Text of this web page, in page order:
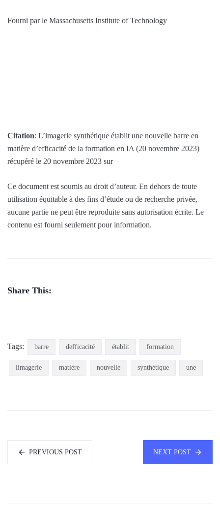
Fourni par le Massachusetts Institute of Technology
Citation: L’imagerie synthétique établit une nouvelle barre en
matière d’efficacité de la formation en IA (20 novembre 2023)
récupéré le 20 novembre 2023 sur
Ce document est soumis au droit d’auteur. En dehors de toute
utilisation équitable à des fins d’étude ou de recherche privée,
aucune partie ne peut être reproduite sans autorisation écrite. Le
contenu est fourni seulement pour information.
Share This:
Tags: barre defficacité établit formation
limagerie matière nouvelle synthétique une
PREVIOUS POST NEXT POST